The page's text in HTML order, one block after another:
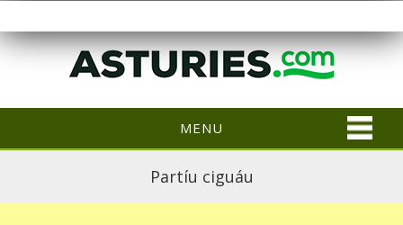
MENU
Partíu ciguáu